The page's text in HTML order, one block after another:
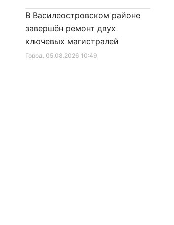
Город, 05.08.2026 10:49
В Василеостровском районе
завершён ремонт двух
ключевых магистралей